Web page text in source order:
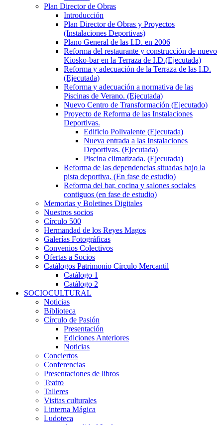
Plan Director de Obras
Introducción
Plan Director de Obras y Proyectos
(Instalaciones Deportivas)
Plano General de las I.D. en 2006
Reforma del restaurante y construcción de nuevo
Kiosko-bar en la Terraza de I.D.(Ejecutada)
Reforma y adecuación de la Terraza de las I.D.
(Ejecutada)
Reforma y adecuación a normativa de las
Piscinas de Verano. (Ejecutada)
Nuevo Centro de Transformación (Ejecutado)
Proyecto de Reforma de las Instalaciones
Deportivas.
Edificio Polivalente (Ejecutada)
Nueva entrada a las Instalaciones
Deportivas. (Ejecutada)
Piscina climatizada. (Ejecutada)
Reforma de las dependencias situadas bajo la
pista deportiva. (En fase de estudio)
Reforma del bar, cocina y salones sociales
contiguos (en fase de estudio)
Memorias y Boletines Digitales
Nuestros socios
Círculo 500
Hermandad de los Reyes Magos
Galerías Fotográficas
Convenios Colectivos
Ofertas a Socios
Catálogos Patrimonio Círculo Mercantil
Catálogo 1
Catálogo 2
SOCIOCULTURAL
Noticias
Biblioteca
Círculo de Pasión
Presentación
Ediciones Anteriores
Noticias
Conciertos
Conferencias
Presentaciones de libros
Teatro
Talleres
Visitas culturales
Linterna Mágica
Ludoteca